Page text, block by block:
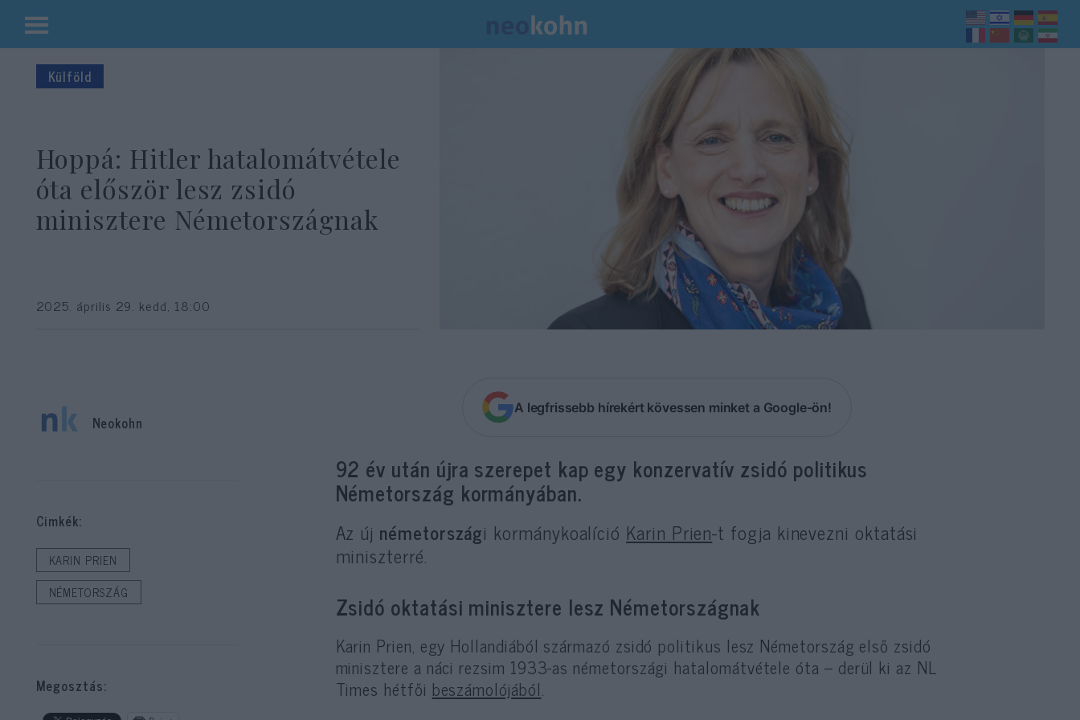
Kilépés
tartalomba
Külföld
Hoppá: Hitler hatalomátvétele
óta először lesz zsidó
minisztere Németországnak
2025. április 29. kedd, 18:00
A legfrissebb hírekért kövessen minket a Google-ön!
92 év után újra szerepet kap egy konzervatív zsidó politikus
Németország kormányában.
Az új németországi kormánykoalíció Karin Prien-t fogja kinevezni oktatási
miniszterré.
Zsidó oktatási minisztere lesz Németországnak
Karin Prien, egy Hollandiából származó zsidó politikus lesz Németország első zsidó
minisztere a náci rezsim 1933-as németországi hatalomátvétele óta – derül ki az NL
Times hétfői beszámolójából.
Neokohn
Cimkék:
KARIN PRIEN
NÉMETORSZÁG
Megosztás: